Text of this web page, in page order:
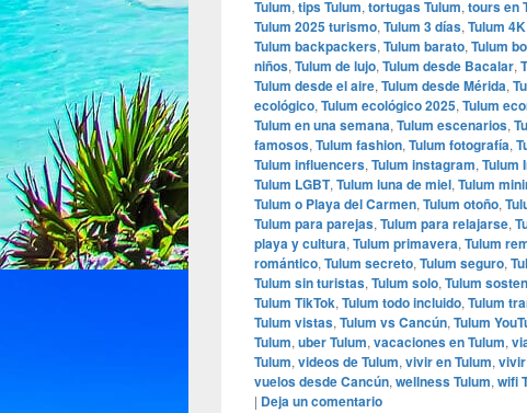
Tulum, tips Tulum, tortugas Tulum, tours en
Tulum 2025 turismo, Tulum 3 días, Tulum 4K
Tulum backpackers, Tulum barato, Tulum
niños, Tulum de lujo, Tulum desde Bacalar,
Tulum desde el aire, Tulum desde Mérida,
ecológico, Tulum ecológico 2025, Tulum
Tulum en una semana, Tulum escenarios,
famosos, Tulum fashion, Tulum fotografía,
Tulum influencers, Tulum instagram, Tulum
Tulum LGBT, Tulum luna de miel, Tulum
Tulum o Playa del Carmen, Tulum otoño,
Tulum para parejas, Tulum para relajarse,
playa y cultura, Tulum primavera, Tulum
romántico, Tulum secreto, Tulum seguro,
Tulum sin turistas, Tulum solo, Tulum
Tulum TikTok, Tulum todo incluido, Tulum
Tulum vistas, Tulum vs Cancún, Tulum
Tulum, uber Tulum, vacaciones en Tulum,
Tulum, videos de Tulum, vivir en Tulum, vivir
vuelos desde Cancún, wellness Tulum, wifi
| Deja un comentario